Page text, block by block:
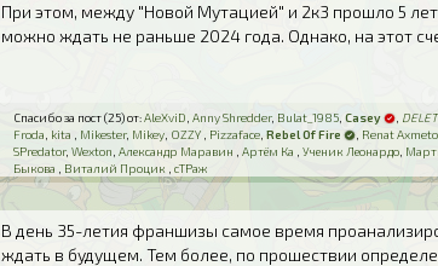
При этом, между "Новой Мутацией" и 2к3 прошло 5
можно ждать не раньше 2024 года. Однако, на этот
Спасибо за пост (25) от:AleXviD ,Anny Shredder, Bulat_1985 ,Casey
Froda kita Mikester, Mikey OZZY Pizzaface ,Rebel Of Fire Renat
SPredator,Wexton ,Александр Маравин ,Артём Ка ,Ученик Леонардо
Быкова
Виталий Процик ,сТРаж
В день 35-летия франшизы самое время
ждать в будущем. Тем более, по прошествии